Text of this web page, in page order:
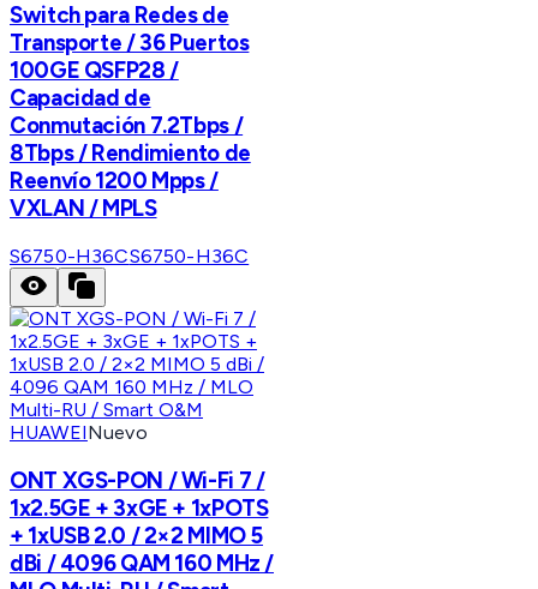
Switch para Redes de
Transporte / 36 Puertos
100GE QSFP28 /
Capacidad de
Conmutación 7.2Tbps /
8Tbps / Rendimiento de
Reenvío 1200 Mpps /
VXLAN / MPLS
S6750-H36CS6750-H36C
HUAWEINuevo
ONT XGS-PON / Wi-Fi 7 /
1x2.5GE + 3xGE + 1xPOTS
+ 1xUSB 2.0 / 2×2 MIMO 5
dBi / 4096 QAM 160 MHz /